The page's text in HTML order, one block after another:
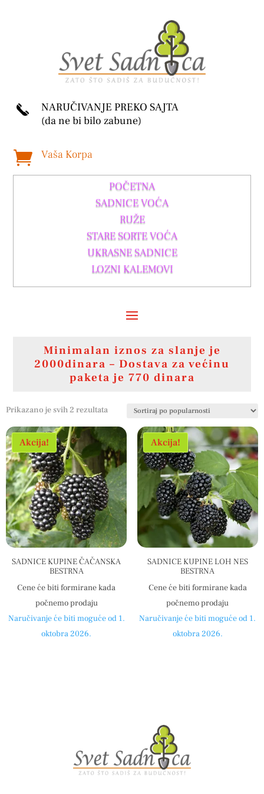
NARUČIVANJE PREKO SAJTA
(da ne bi bilo zabune)
 Vaša Korpa
POČETNA
SADNICE VOĆA
RUŽE
STARE SORTE VOĆA
UKRASNE SADNICE
LOZNI KALEMOVI
Minimalan iznos za slanje je
2000dinara – Dostava za većinu
paketa je 770 dinara
Prikazano je svih 2 rezultataSortirano
popularnosti
Akcija!
SADNICE KUPINE ČAČANSKA
BESTRNA
Cene će biti formirane kada
počnemo prodaju
Naručivanje će biti moguće od 1.
oktobra 2026.
Akcija!
SADNICE KUPINE LOH NES
BESTRNA
Cene će biti formirane kada
počnemo prodaju
Naručivanje će biti moguće od 1.
oktobra 2026.